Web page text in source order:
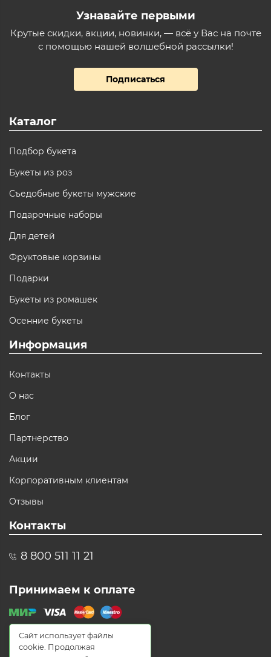
Узнавайте первыми
Крутые скидки, акции, новинки, — всё у Вас на почте
с помощью нашей волшебной рассылки!
Подписаться
Каталог
Подбор букета
Букеты из роз
Съедобные букеты мужские
Подарочные наборы
Для детей
Фруктовые корзины
Подарки
Букеты из ромашек
Осенние букеты
Информация
Контакты
О нас
Блог
Партнерство
Акции
Корпоративным клиентам
Отзывы
Контакты
8 800 511 11 21
Принимаем к оплате
Сайт использует файлы
cookie. Продолжая